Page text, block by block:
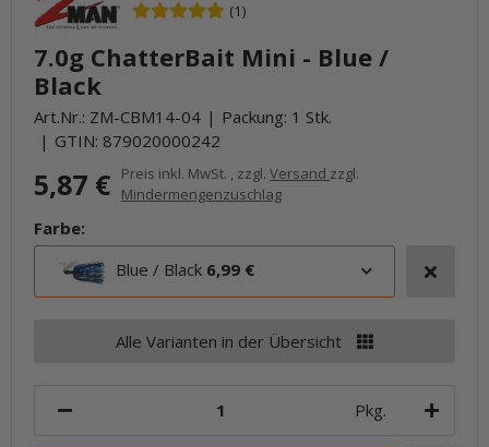
(1)
7.0g ChatterBait Mini - Blue /
Black
Art.Nr.: ZM-CBM14-04
Packung: 1 Stk.
GTIN: 879020000242
5,87 € Preis inkl. MwSt. , zzgl. Versand zzgl.
Mindermengenzuschlag
Farbe:
Blue / Black 6,99 €
Alle Varianten in der Übersicht
Pkg.